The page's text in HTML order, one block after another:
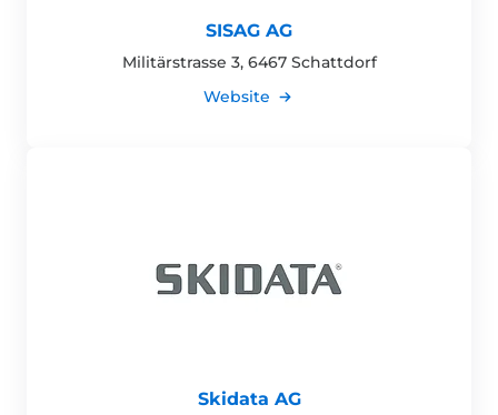
SISAG AG
Militärstrasse 3, 6467 Schattdorf
Website
Skidata AG